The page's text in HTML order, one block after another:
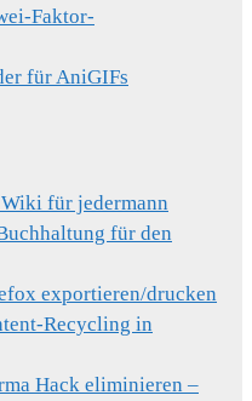
Faktor-
für AniGIFs
für jedermann
für den
exportieren/drucken
Recycling in
Hack eliminieren –